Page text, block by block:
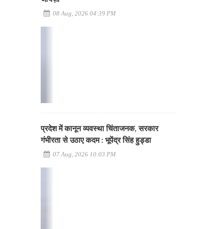
08 Aug, 2026 04:39 PM
प्रदेश में कानून व्यवस्था चिंताजनक, सरकार
गंभीरता से उठाए कदम : भूपेंद्र सिंह हुड्डा
07 Aug, 2026 10:03 PM